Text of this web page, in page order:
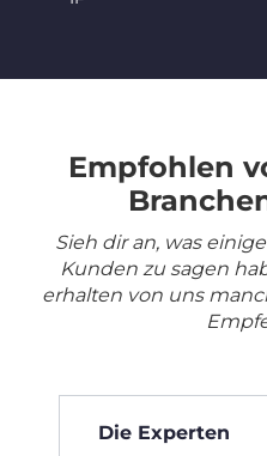
Empfohlen
Sieh dir an, was
Kunden zu sagen
erhalten von uns
Die Experten